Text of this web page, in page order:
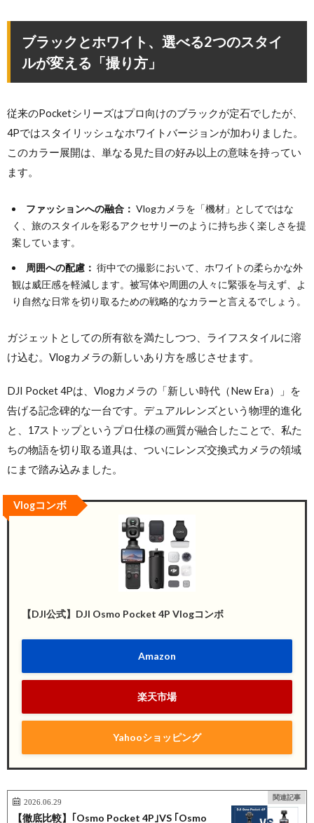
ブラックとホワイト、選べる2つのスタイ
ルが変える「撮り方」
従来のPocketシリーズはプロ向けのブラックが定石でしたが、
4Pではスタイリッシュなホワイトバージョンが加わりました。
このカラー展開は、単なる見た目の好み以上の意味を持ってい
ます。
ファッションへの融合： Vlogカメラを「機材」としてではな
く、旅のスタイルを彩るアクセサリーのように持ち歩く楽しさを提
案しています。
周囲への配慮： 街中での撮影において、ホワイトの柔らかな外
観は威圧感を軽減します。被写体や周囲の人々に緊張を与えず、よ
り自然な日常を切り取るための戦略的なカラーと言えるでしょう。
ガジェットとしての所有欲を満たしつつ、ライフスタイルに溶
け込む。Vlogカメラの新しいあり方を感じさせます。
DJI Pocket 4Pは、Vlogカメラの「新しい時代（New Era）」を
告げる記念碑的な一台です。デュアルレンズという物理的進化
と、17ストップというプロ仕様の画質が融合したことで、私た
ちの物語を切り取る道具は、ついにレンズ交換式カメラの領域
にまで踏み込みました。
【DJI公式】DJI Osmo Pocket 4P Vlogコンボ
Amazon
楽天市場
Yahooショッピング
Vlogコンボ
関連記事
2026.06.29
【徹底比較】｢Osmo Pocket 4P｣VS ｢Osmo